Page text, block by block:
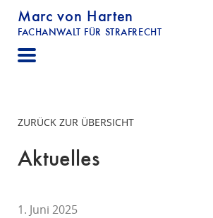
Marc von Harten
FACHANWALT FÜR STRAFRECHT
STRAFRECHT |
ZURÜCK ZUR ÜBERSICHT
Aktuelles
1. Juni 2025